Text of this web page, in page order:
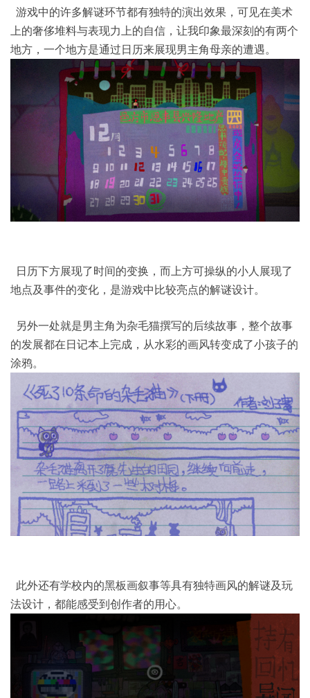
游戏中的许多解谜环节都有独特的演出效果，可见在美术
上的奢侈堆料与表现力上的自信，让我印象最深刻的有两个
地方，一个地方是通过日历来展现男主角母亲的遭遇。
日历下方展现了时间的变换，而上方可操纵的小人展现了
地点及事件的变化，是游戏中比较亮点的解谜设计。
另外一处就是男主角为杂毛猫撰写的后续故事，整个故事
的发展都在日记本上完成，从水彩的画风转变成了小孩子的
涂鸦。
此外还有学校内的黑板画叙事等具有独特画风的解谜及玩
法设计，都能感受到创作者的用心。